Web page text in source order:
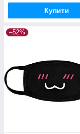
Купити
–52%